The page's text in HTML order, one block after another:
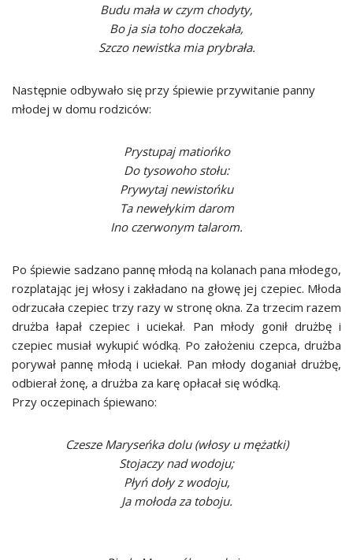
Budu mała w czym chodyty,
Bo ja sia toho doczekała,
Szczo newistka mia prybrała.
Następnie odbywało się przy śpiewie przywitanie panny
młodej w domu rodziców:
Prystupaj matiońko
Do tysowoho stołu:
Prywytaj newistońku
Ta newełykim darom
Ino czerwonym talarom.
Po śpiewie sadzano pannę młodą na kolanach pana młodego,
rozplatając jej włosy i zakładano na głowę jej czepiec. Młoda
odrzucała czepiec trzy razy w stronę okna. Za trzecim razem
drużba łapał czepiec i uciekał. Pan młody gonił drużbę i
czepiec musiał wykupić wódką. Po założeniu czepca, drużba
porywał pannę młodą i uciekał. Pan młody doganiał drużbę,
odbierał żonę, a drużba za karę opłacał się wódką.
Przy oczepinach śpiewano:
Czesze Maryseńka dolu (włosy u mężatki)
Stojaczy nad wodoju;
Płyń doły z wodoju,
Ja mołoda za toboju.